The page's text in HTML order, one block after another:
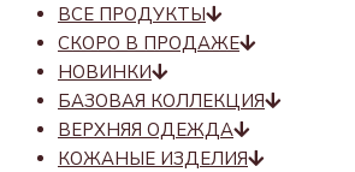
ВСЕ ПРОДУКТЫ
СКОРО В ПРОДАЖЕ
НОВИНКИ
БАЗОВАЯ КОЛЛЕКЦИЯ
ВЕРХНЯЯ ОДЕЖДА
КОЖАНЫЕ ИЗДЕЛИЯ